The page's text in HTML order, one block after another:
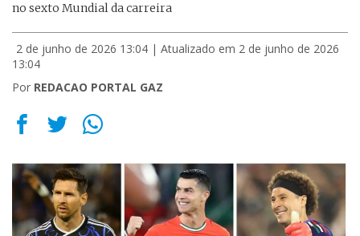
no sexto Mundial da carreira
2 de junho de 2026 13:04 | Atualizado em 2 de junho de 2026
13:04
Por REDACAO PORTAL GAZ